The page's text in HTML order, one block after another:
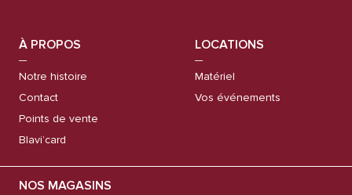
À PROPOS
Notre histoire
Contact
Points de vente
Blavi’card
LOCATIONS
Matériel
Vos événements
NOS MAGASINS